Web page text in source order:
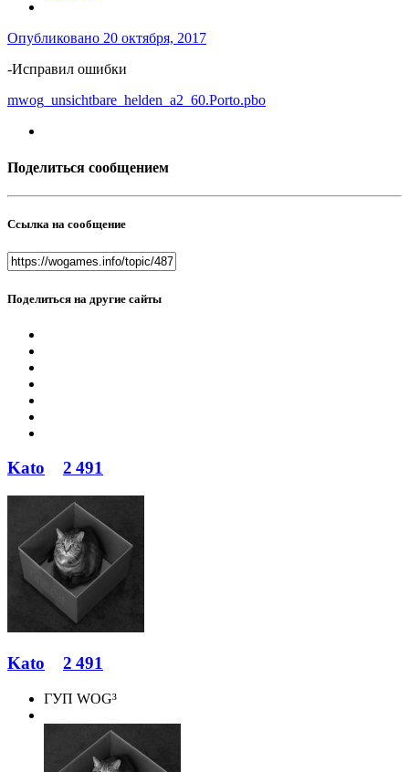
Опубликовано 20 октября, 2017
-Исправил ошибки
mwog_unsichtbare_helden_a2_60.Porto.pbo
Поделиться сообщением
Ссылка на сообщение
Поделиться на другие сайты
Kato 2 491
Kato 2 491
ГУП WOG³